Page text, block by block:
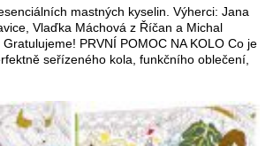
mastných kyselin. Výherci: Jana
Vlaďka Máchová z Říčan a Michal
PRVNÍ POMOC NA KOLO Co je
seřízeného kola, funkčního oblečení,